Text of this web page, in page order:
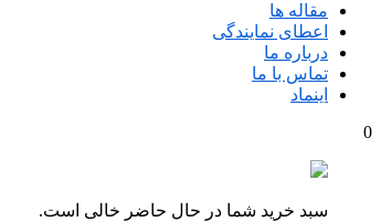
مقاله ها
اعطای نمایندگی
درباره ما
تماس با ما
اینماد
0
سبد خرید شما در حال حاضر خالی است.